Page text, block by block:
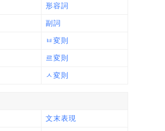
形容詞
副詞
ㅂ変則
르変則
ㅅ変則
文末表現